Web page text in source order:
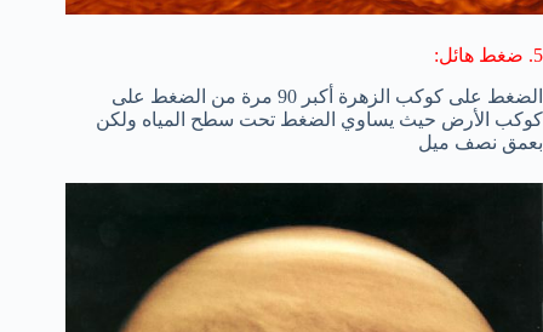
5. ضغط هائل:
الضغط على كوكب الزهرة أكبر 90 مرة من الضغط على
كوكب الأرض حيث يساوي الضغط تحت سطح المياه ولكن
بعمق نصف ميل